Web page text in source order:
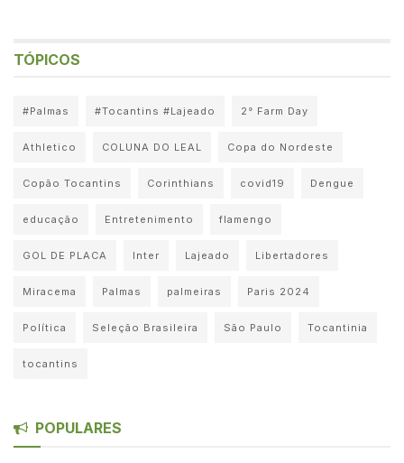
TÓPICOS
#Palmas #Tocantins #Lajeado 2° Farm Day
Athletico COLUNA DO LEAL Copa do Nordeste
Copão Tocantins Corinthians covid19 Dengue
educação Entretenimento flamengo
GOL DE PLACA Inter Lajeado Libertadores
Miracema Palmas palmeiras Paris 2024
Política Seleção Brasileira São Paulo Tocantinia
tocantins
POPULARES